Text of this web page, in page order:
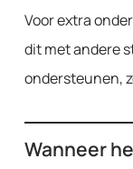
Voor extra
dit met andere
ondersteunen,
Wanneer